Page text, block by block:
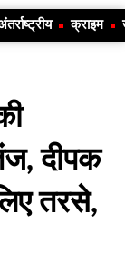
क्राइम
दीपक
तरसे,